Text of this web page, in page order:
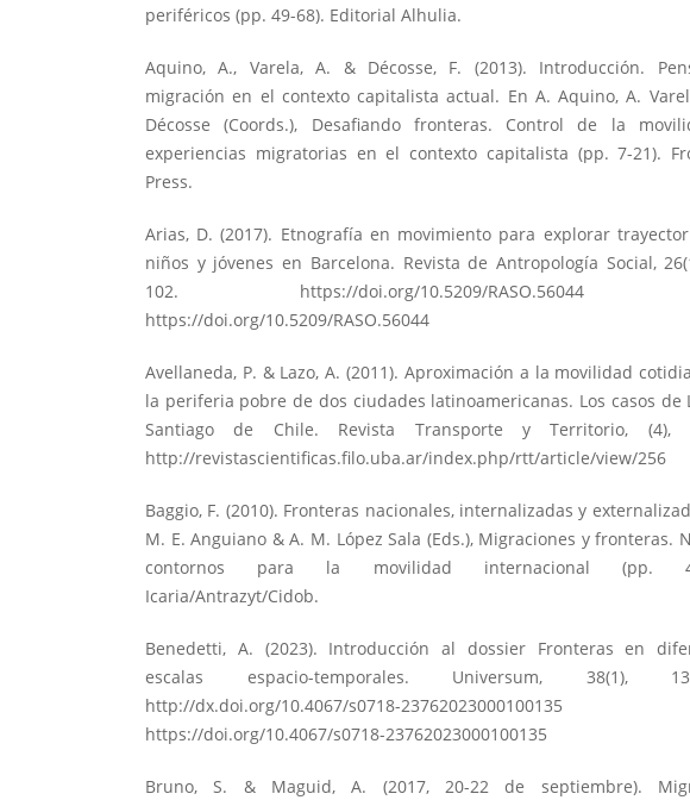
periféricos (pp. 49-68). Editorial Alhulia.
Aquino, A., Varela, A. & Décosse, F. (2013). Introducción.
migración en el contexto capitalista actual. En A. Aquino, A.
Décosse (Coords.), Desafiando fronteras. Control de la
experiencias migratorias en el contexto capitalista (pp. 7-21).
Press.
Arias, D. (2017). Etnografía en movimiento para explorar
niños y jóvenes en Barcelona. Revista de Antropología Social,
102. https://doi.org/10.5209/RASO.56044
https://doi.org/10.5209/RASO.56044
Avellaneda, P. & Lazo, A. (2011). Aproximación a la movilidad
la periferia pobre de dos ciudades latinoamericanas. Los casos de
Santiago de Chile. Revista Transporte y Territorio, (4),
http://revistascientificas.filo.uba.ar/index.php/rtt/article/view/256
Baggio, F. (2010). Fronteras nacionales, internalizadas y
M. E. Anguiano & A. M. López Sala (Eds.), Migraciones y fronteras.
contornos para la movilidad internacional (pp.
Icaria/Antrazyt/Cidob.
Benedetti, A. (2023). Introducción al dossier Fronteras en
escalas espacio-temporales. Universum, 38(1),
http://dx.doi.org/10.4067/s0718-23762023000100135
https://doi.org/10.4067/s0718-23762023000100135
Bruno, S. & Maguid, A. (2017, 20-22 de septiembre).